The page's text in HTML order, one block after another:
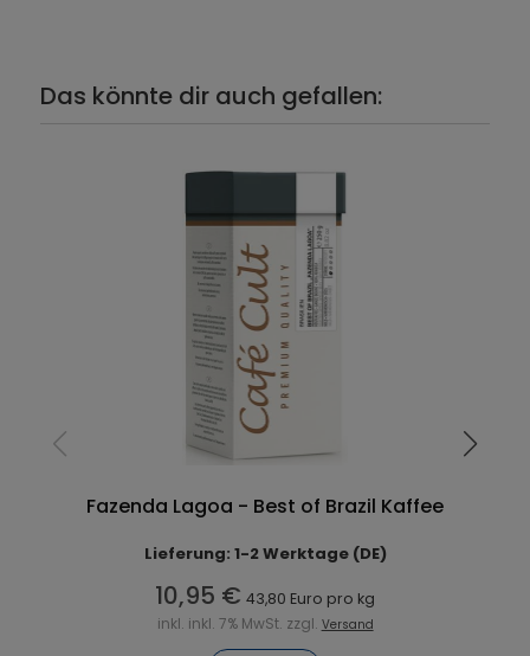
Das könnte dir auch gefallen:
Fazenda Lagoa - Best of Brazil Kaffee
Lieferung: 1-2 Werktage (DE)
10,95 € 43,80 Euro pro kg
inkl. inkl. 7% MwSt. zzgl. Versand